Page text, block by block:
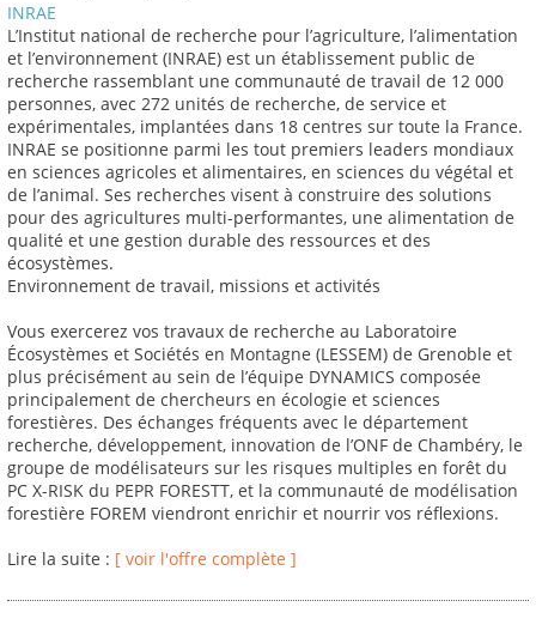
INRAE
L’Institut national de recherche pour l’agriculture, l’alimentation
et l’environnement (INRAE) est un établissement public de
recherche rassemblant une communauté de travail de 12 000
personnes, avec 272 unités de recherche, de service et
expérimentales, implantées dans 18 centres sur toute la France.
INRAE se positionne parmi les tout premiers leaders mondiaux
en sciences agricoles et alimentaires, en sciences du végétal et
de l’animal. Ses recherches visent à construire des solutions
pour des agricultures multi-performantes, une alimentation de
qualité et une gestion durable des ressources et des
écosystèmes.
Environnement de travail, missions et activités
Vous exercerez vos travaux de recherche au Laboratoire
Écosystèmes et Sociétés en Montagne (LESSEM) de Grenoble et
plus précisément au sein de l’équipe DYNAMICS composée
principalement de chercheurs en écologie et sciences
forestières. Des échanges fréquents avec le département
recherche, développement, innovation de l’ONF de Chambéry, le
groupe de modélisateurs sur les risques multiples en forêt du
PC X-RISK du PEPR FORESTT, et la communauté de modélisation
forestière FOREM viendront enrichir et nourrir vos réflexions.
Lire la suite : [ voir l'offre complète ]